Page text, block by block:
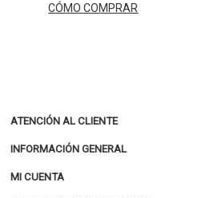
CÓMO COMPRAR
ATENCIÓN AL CLIENTE
INFORMACIÓN GENERAL
MI CUENTA